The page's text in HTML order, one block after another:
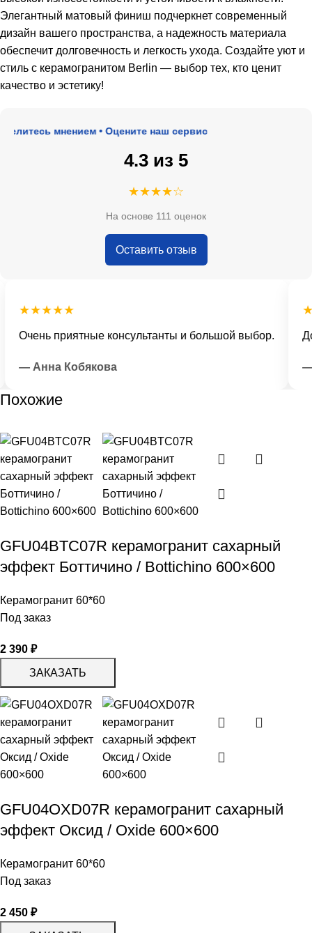
Элегантный матовый финиш подчеркнет современный
дизайн вашего пространства, а надежность материала
обеспечит долговечность и легкость ухода. Создайте уют и
стиль с керамогранитом Berlin — выбор тех, кто ценит
качество и эстетику!
мнением • Оцените наш сервис
4.3 из 5
★★★★☆
На основе 111 оценок
Оставить отзыв
★★★★★
Очень приятные консультанты и большой выбор.
— Анна Кобякова —
Похожие
GFU04BTC07R керамогранит сахарный
эффект Боттичино / Bottichino 600×600
Керамогранит 60*60
Под заказ
2 390 ₽
ЗАКАЗАТЬ
GFU04OXD07R керамогранит сахарный
эффект Оксид / Oxide 600×600
Керамогранит 60*60
Под заказ
2 450 ₽